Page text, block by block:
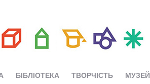
БІБЛІОТЕКА ТВОРЧІСТЬ МУЗЕЙ